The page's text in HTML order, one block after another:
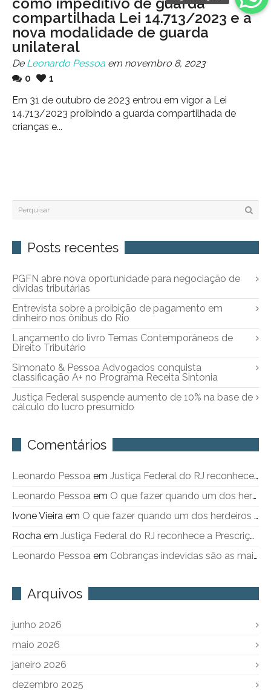
compartilhada Lei 14.713/2023 e a
nova modalidade de guarda
unilateral
De Leonardo Pessoa em novembro 8, 2023
0
1
Em 31 de outubro de 2023 entrou em vigor a Lei
14.713/2023 proibindo a guarda compartilhada de
crianças e...
Posts recentes
PGFN abre nova oportunidade para negociação de
dívidas tributárias
Entrevista sobre a proibição de pagamento em
dinheiro nos ônibus do Rio
Lançamento do livro Temas Contemporâneos de
Direito Tributário
Simonato & Pessoa Advogados conquista
classificação A+ no Programa Receita Sintonia
Justiça Federal suspende aumento de 10% na base de
cálculo do lucro presumido
Comentários
Leonardo Pessoa em Justiça Federal do RJ reconhece a Prescrição Intercorrente
Leonardo Pessoa em O que fazer quando um dos herdeiros não sai do imóvel objeto de inventário
Ivone Vieira em O que fazer quando um dos herdeiros não sai do imóvel objeto de inventário
Rocha em Justiça Federal do RJ reconhece a Prescrição Intercorrente
Leonardo Pessoa em Cobranças indevidas são as maiores queixas contra a Cedae
Arquivos
junho 2026
maio 2026
janeiro 2026
dezembro 2025